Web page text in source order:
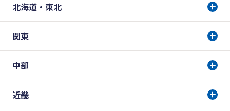
北海道・東北
関東
中部
近畿